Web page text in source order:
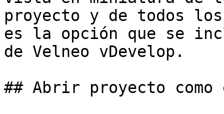
proyecto y de todos
es la opción que se
de Velneo vDevelop.
## Abrir proyecto